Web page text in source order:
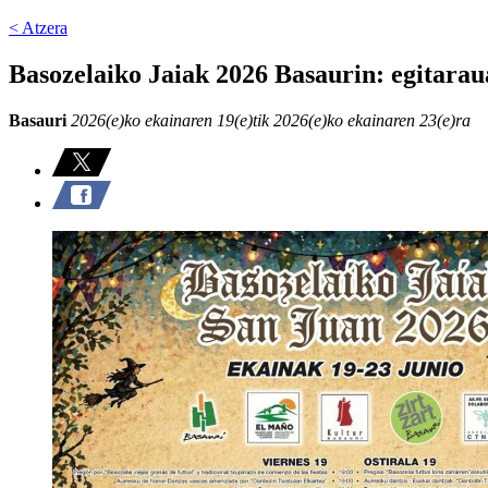
< Atzera
Basozelaiko Jaiak 2026 Basaurin:
Basauri 2026(e)ko ekainaren 19(e)tik 2026(e)ko ekainaren 23(e)ra